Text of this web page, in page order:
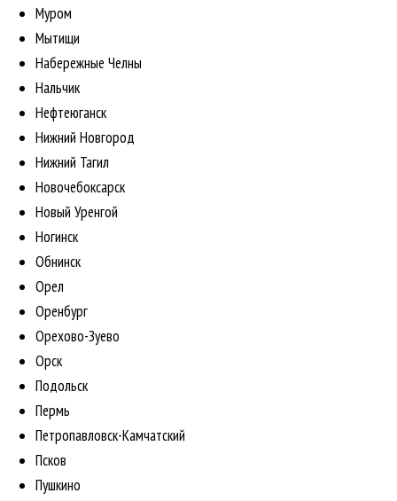
Муром
Мытищи
Набережные Челны
Нальчик
Нефтеюганск
Нижний Новгород
Нижний Тагил
Новочебоксарск
Новый Уренгой
Ногинск
Обнинск
Орел
Оренбург
Орехово-Зуево
Орск
Подольск
Пермь
Петропавловск-Камчатский
Псков
Пушкино